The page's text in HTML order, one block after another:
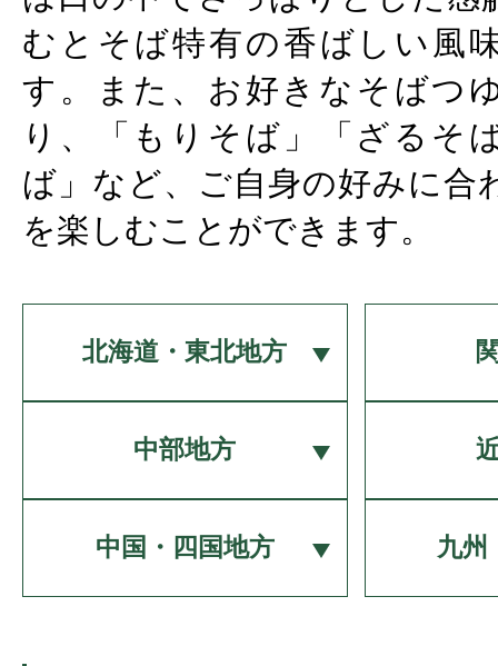
むとそば特有の香ばしい風
す。また、お好きなそばつ
り、「もりそば」「ざるそ
ば」など、ご自身の好みに合
を楽しむことができます。
北海道・東北地方
中部地方
中国・四国地方 九州